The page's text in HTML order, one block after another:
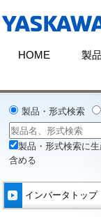
HOME 製
製品・形式検索
製品・形式検索に
含める
インバータトップ